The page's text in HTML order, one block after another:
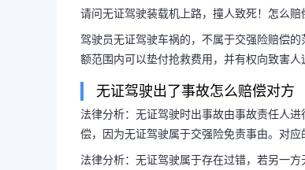
请问无证驾驶装载机上路，撞人致死！怎么赔
驾驶员无证驾驶车祸的，不属于交强险赔偿
额范围内可以垫付抢救费用，并有权向致害人
无证驾驶出了事故怎么赔偿对方
法律分析：无证驾驶时出事故由事故责任人
偿，因为无证驾驶属于交强险免责事由。对
法律分析：无证驾驶属于存在过错，若另一
长按图片识别